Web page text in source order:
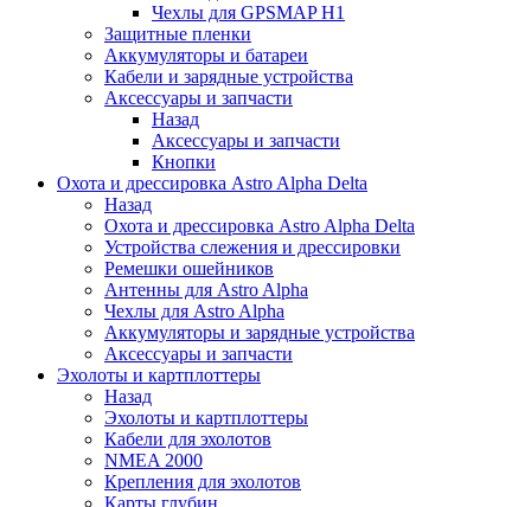
Чехлы для GPSMAP H1
Защитные пленки
Аккумуляторы и батареи
Кабели и зарядные устройства
Аксессуары и запчасти
Назад
Аксессуары и запчасти
Кнопки
Охота и дрессировка Astro Alpha Delta
Назад
Охота и дрессировка Astro Alpha Delta
Устройства слежения и дрессировки
Ремешки ошейников
Антенны для Astro Alpha
Чехлы для Astro Alpha
Аккумуляторы и зарядные устройства
Аксессуары и запчасти
Эхолоты и картплоттеры
Назад
Эхолоты и картплоттеры
Кабели для эхолотов
NMEA 2000
Крепления для эхолотов
Карты глубин